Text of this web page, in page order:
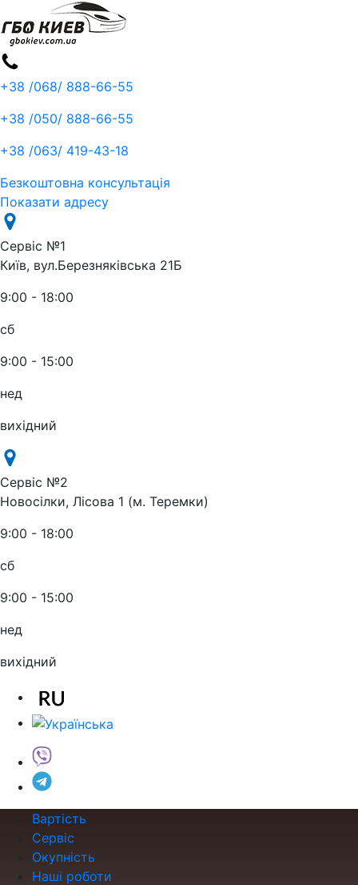
+38 /068/ 888-66-55
+38 /050/ 888-66-55
+38 /063/ 419-43-18
Безкоштовна консультація
Показати адресу
Сервіс №1
Київ, вул.Березняківська 21Б
9:00 - 18:00
сб
9:00 - 15:00
нед
вихідний
Сервіс №2
Новосілки, Лісова 1 (м. Теремки)
9:00 - 18:00
сб
9:00 - 15:00
нед
вихідний
Вартість
Сервіс
Окупність
Наші роботи